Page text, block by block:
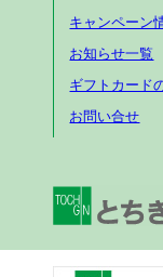
キャンペーン
お知らせ一覧
ギフトカード
お問い合せ